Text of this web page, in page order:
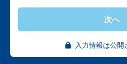
次へ
入力情報は公開